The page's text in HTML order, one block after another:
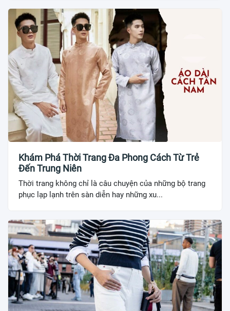
Khám Phá Thời Trang Đa Phong Cách Từ Trẻ
Đến Trung Niên
Thời trang không chỉ là câu chuyện của những bộ trang
phục lạp lạnh trên sàn diễn hay những xu...